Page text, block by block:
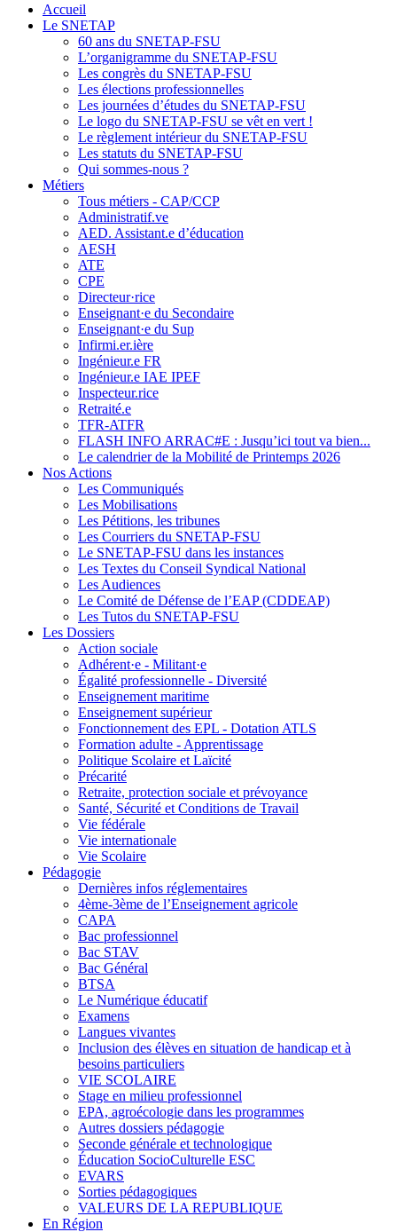
Accueil
Le SNETAP
60 ans du SNETAP-FSU
L’organigramme du SNETAP-FSU
Les congrès du SNETAP-FSU
Les élections professionnelles
Les journées d’études du SNETAP-FSU
Le logo du SNETAP-FSU se vêt en vert !
Le règlement intérieur du SNETAP-FSU
Les statuts du SNETAP-FSU
Qui sommes-nous ?
Métiers
Tous métiers - CAP/CCP
Administratif.ve
AED. Assistant.e d’éducation
AESH
ATE
CPE
Directeur·rice
Enseignant·e du Secondaire
Enseignant·e du Sup
Infirmi.er.ière
Ingénieur.e FR
Ingénieur.e IAE IPEF
Inspecteur.rice
Retraité.e
TFR-ATFR
FLASH INFO ARRAC#E : Jusqu’ici tout va bien...
Le calendrier de la Mobilité de Printemps 2026
Nos Actions
Les Communiqués
Les Mobilisations
Les Pétitions, les tribunes
Les Courriers du SNETAP-FSU
Le SNETAP-FSU dans les instances
Les Textes du Conseil Syndical National
Les Audiences
Le Comité de Défense de l’EAP (CDDEAP)
Les Tutos du SNETAP-FSU
Les Dossiers
Action sociale
Adhérent·e - Militant·e
Égalité professionnelle - Diversité
Enseignement maritime
Enseignement supérieur
Fonctionnement des EPL - Dotation ATLS
Formation adulte - Apprentissage
Politique Scolaire et Laïcité
Précarité
Retraite, protection sociale et prévoyance
Santé, Sécurité et Conditions de Travail
Vie fédérale
Vie internationale
Vie Scolaire
Pédagogie
Dernières infos réglementaires
4ème-3ème de l’Enseignement agricole
CAPA
Bac professionnel
Bac STAV
Bac Général
BTSA
Le Numérique éducatif
Examens
Langues vivantes
Inclusion des élèves en situation de handicap et à
besoins particuliers
VIE SCOLAIRE
Stage en milieu professionnel
EPA, agroécologie dans les programmes
Autres dossiers pédagogie
Seconde générale et technologique
Éducation SocioCulturelle ESC
EVARS
Sorties pédagogiques
VALEURS DE LA REPUBLIQUE
En Région